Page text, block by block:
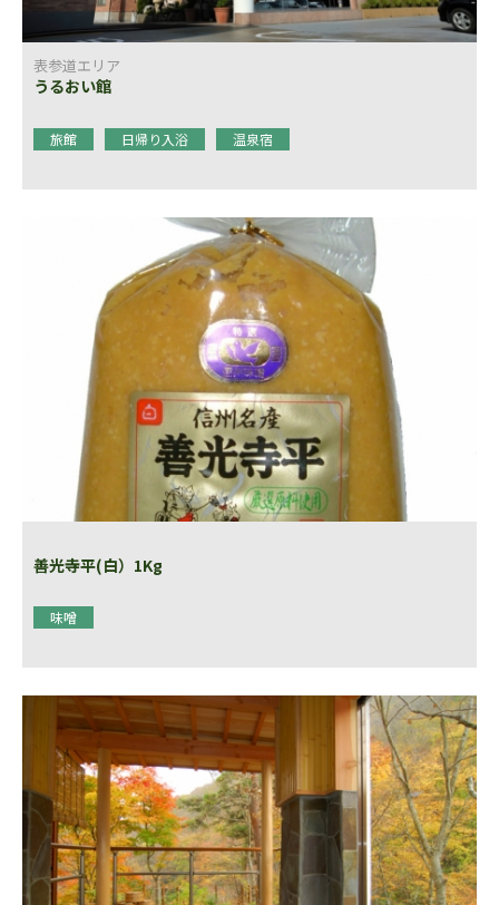
表参道エリア
うるおい館
旅館 日帰り入浴 温泉宿
善光寺平(白）1Kg
味噌